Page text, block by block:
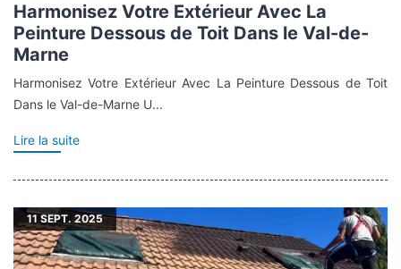
Harmonisez Votre Extérieur Avec La
Peinture Dessous de Toit Dans le Val-de-
Marne
Harmonisez Votre Extérieur Avec La Peinture Dessous de Toit
Dans le Val-de-Marne U...
Lire la suite
11 SEPT. 2025